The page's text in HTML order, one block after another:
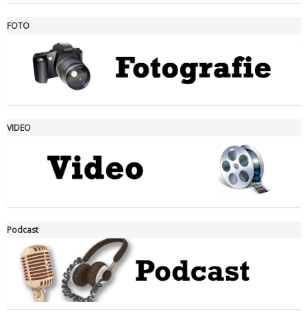
Ddl Lobby, Uisp: “Il Parlamento valorizzi le nostre specificità"
FOTO
VIDEO
Podcast